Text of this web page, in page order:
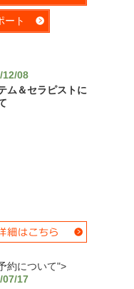
ート
12/08
ム＆セラピストに
約について">
07/17